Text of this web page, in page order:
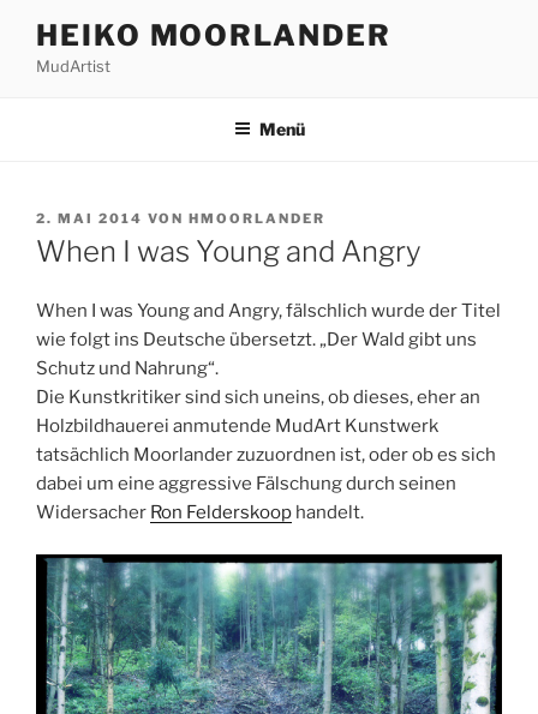
Inhalt
springen
HEIKO MOORLANDER
MudArtist
Menü
VERÖFFENTLICHT
AM
2. MAI 2014 VON HMOORLANDER
When I was Young and Angry
When I was Young and Angry, fälschlich wurde der Titel
wie folgt ins Deutsche übersetzt. „Der Wald gibt uns
Schutz und Nahrung“.
Die Kunstkritiker sind sich uneins, ob dieses, eher an
Holzbildhauerei anmutende MudArt Kunstwerk
tatsächlich Moorlander zuzuordnen ist, oder ob es sich
dabei um eine aggressive Fälschung durch seinen
Widersacher Ron Felderskoop handelt.